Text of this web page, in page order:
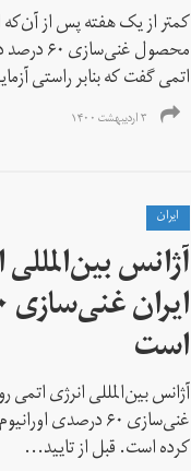
کمتر از یک هفته پس از آن‌که
محصول
اتمی گفت که بنابر راستی
۳ اردیبهشت ۱۴۰۰
ايران
آژانس
است
آژانس بین‌المللی انرژی اتمی
غنی‌سازی ۶۰ درصدی
کرده است. قبل از تایید...